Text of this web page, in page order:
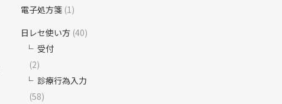
電子処方箋 (1)
日レセ使い方 (40)
受付
(2)
診療行為入力
(58)